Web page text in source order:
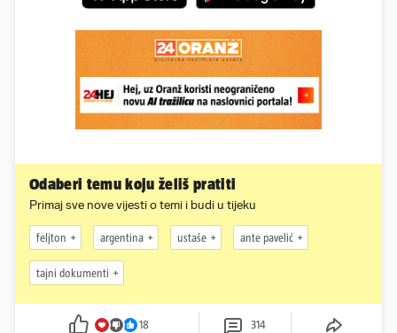
Odaberi temu koju želiš pratiti
Primaj sve nove vijesti o temi i budi u tijeku
feljton argentina ustaše ante pavelić
tajni dokumenti
18 314